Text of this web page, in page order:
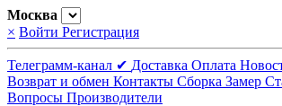
Москва
× Войти Регистрация
Телеграмм-канал ✔ Доставка Оплата
Возврат и обмен Контакты Сборка Замер
Вопросы Производители